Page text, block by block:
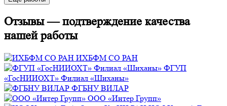
Отзывы — подтверждение качества
нашей работы
ИХБФМ СО РАН
ФГУП
«ГосНИИОХТ» Филиал «Шиханы»
ФГБНУ ВИЛАР
ООО «Интер Групп»